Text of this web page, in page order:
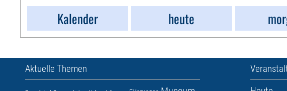
Kalender
heute
Aktuelle Themen